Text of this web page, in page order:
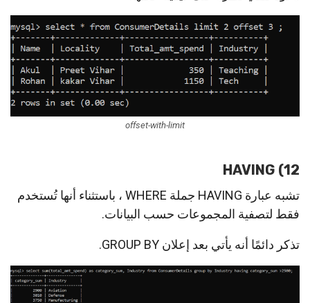
offset-with-limit
12) HAVING
تشبه عبارة HAVING جملة WHERE ، باستثناء أنها تُستخدم
فقط لتصفية المجموعات حسب البيانات.
تذكر دائمًا أنه يأتي بعد إعلان GROUP BY.